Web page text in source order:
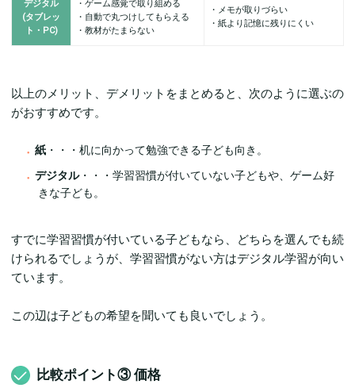
デジタル
(タブレッ
ト・PC)
・ゲーム感覚で取り組める
・自動で丸つけしてもらえる
・教材がたまらない
・メモが取りづらい
・紙より記憶に残りにくい
以上のメリット、デメリットをまとめると、次のように選ぶの
がおすすめです。
紙 ・・・机に向かって勉強できる子ども向き。
デジタル・・・学習習慣が付いていない子どもや、ゲーム好
きな子ども。
すでに学習習慣が付いている子どもなら、どちらを選んでも続
けられるでしょうが、学習習慣がない方はデジタル学習が向い
ています。
この辺は子どもの希望を聞いても良いでしょう。
比較ポイント③ 価格